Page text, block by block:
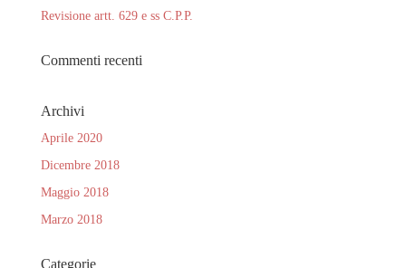
Revisione artt. 629 e ss C.P.P.
Commenti recenti
Archivi
Aprile 2020
Dicembre 2018
Maggio 2018
Marzo 2018
Categorie